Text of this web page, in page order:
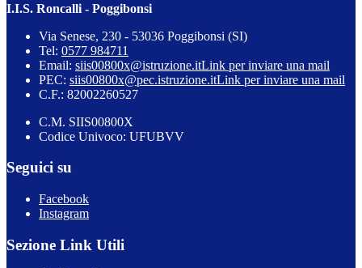
I.I.S. Roncalli - Poggibonsi
Via Senese, 230 - 53036 Poggibonsi (SI)
Tel: 0577 984711
Email: siis00800x@istruzione.itLink per inviare una mail
PEC: siis00800x@pec.istruzione.itLink per inviare una mail
C.F.: 82002260527
C.M. SIIS00800X
Codice Univoco: UFUBVV
Seguici su
Facebook
Instagram
Sezione Link Utili